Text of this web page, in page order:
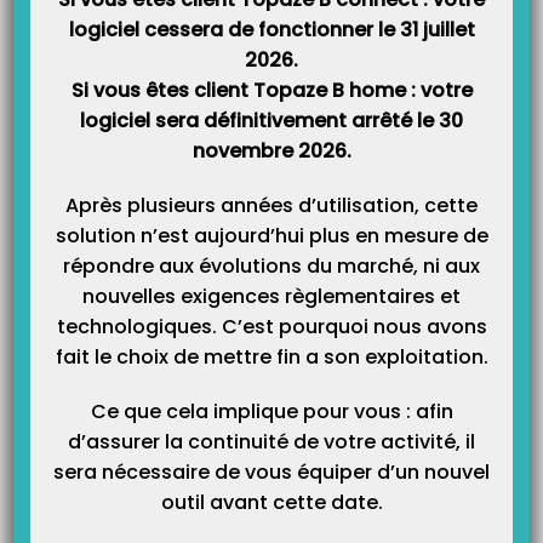
La revalorisation des actes de déplacements a été
prolongée !
La CNAM nous informe de sa décision de revaloriser les tarifs des
déplacements pour les professionnels de santé, à compter du 25 avril 2022
inclus et jusqu’à une date indéterminée à ce jour. ARTICLE D’INFORMATION
SUR AMELI cliquez ici Une mise à jour a été déployée en avril. Nous vous
À LA UNE
TELETRANSMISSION IMPOSSIBLE AVEC BOUYGUES
Depuis quelques jours, nos clients qui ont pour fournisseur d’accès
Bouygues Télécom, ne peuvent plus transmettre leurs factures. Un
paramétrage a été changé chez eux qui impacte la télétransmission. Après
plusieurs tests de notre côté, nous avons une solution à vous proposer pour
vous permettre de télétransmettre à nouveau. Pour…
logiciel cessera de fonctionner le 31 juillet
2026.
Si vous êtes client Topaze B home : votre
logiciel sera définitivement arrêté le 30
novembre 2026.
Après plusieurs années d’utilisation, cette
solution n’est aujourd’hui plus en mesure de
répondre aux évolutions du marché, ni aux
nouvelles exigences règlementaires et
technologiques. C’est pourquoi nous avons
fait le choix de mettre fin a son exploitation.
Ce que cela implique pour vous : afin
d’assurer la continuité de votre activité, il
sera nécessaire de vous équiper d’un nouvel
outil avant cette date.